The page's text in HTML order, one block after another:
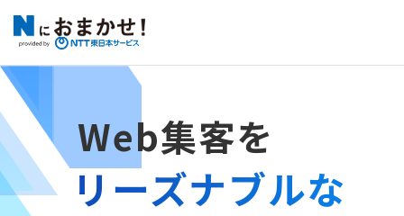
Web集客を
リーズナブルな